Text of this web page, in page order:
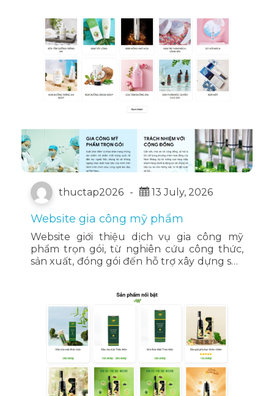
làm đẹp và đặt lịch tư vấn trực tuyến.
thuctap2026 - 13 July, 2026
Website gia công mỹ phẩm
Website giới thiệu dịch vụ gia công mỹ
phẩm trọn gói, từ nghiên cứu công thức,
sản xuất, đóng gói đến hỗ trợ xây dựng sản